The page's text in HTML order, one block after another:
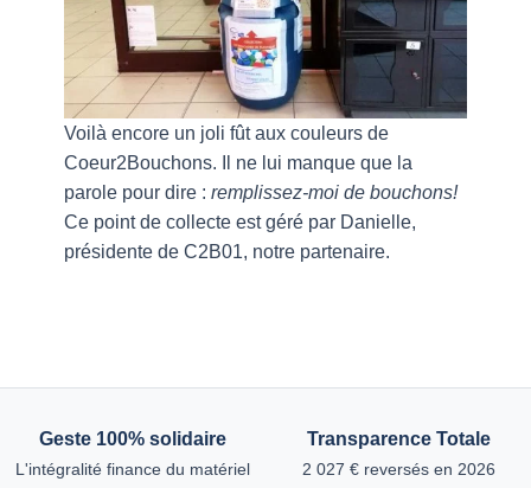
Voilà encore un joli fût aux couleurs de
Coeur2Bouchons. Il ne lui manque que la
parole pour dire : remplissez-moi de bouchons!
Ce point de collecte est géré par Danielle,
présidente de C2B01, notre partenaire.
Geste 100% solidaire
L'intégralité finance du matériel
Transparence Totale
2 027 € reversés en 2026